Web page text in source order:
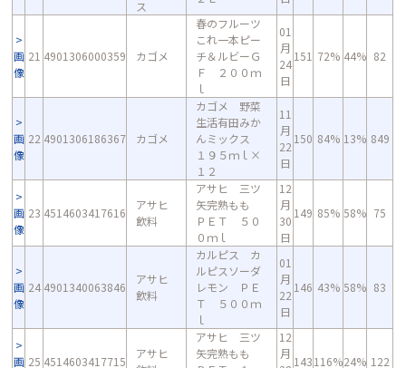
ス
画
像
21 4901306000359 カゴメ
春のフルーツ
これ一本ピー
チ＆ルビーＧ
Ｆ ２００ｍ
ｌ
01
月
24
日
151 72% 44% 82
画
像
22 4901306186367 カゴメ
カゴメ 野菜
生活有田みか
んミックス
１９５ｍｌ×
１２
11
月
22
日
150 84% 13% 849
画
像
23 4514603417616
アサヒ
飲料
アサヒ 三ツ
矢完熟もも
ＰＥＴ ５０
０ｍｌ
12
月
30
日
149 85% 58% 75
画
像
24 4901340063846
アサヒ
飲料
カルピス カ
ルピスソーダ
レモン ＰＥ
Ｔ ５００ｍ
ｌ
01
月
22
日
146 43% 58% 83
画 25 4514603417715
アサヒ
アサヒ 三ツ
矢完熟もも
12
月
143116%24% 122